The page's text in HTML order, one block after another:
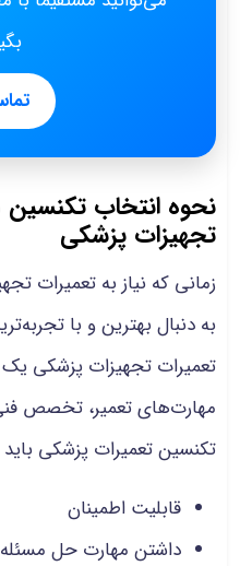
نحوه انتخاب
تجهیزات پزشکی
زمانی که نیاز به تعمیرات
به دنبال بهترین و با
تعمیرات تجهیزات پزشکی یک
مهارت‌های تعمیر، تخصص
تکنسین تعمیرات پزشکی
قابلیت اطمینان
داشتن مهارت حل مسئله